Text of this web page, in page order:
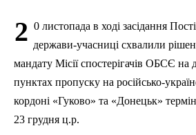
2 0 листопада в ході засідання
держави-учасниці схвалили
мандату Місії спостерігачів ОБСЄ на
пунктах пропуску на російсько-
кордоні «Гуково» та «Донецьк»
23 грудня ц.р.